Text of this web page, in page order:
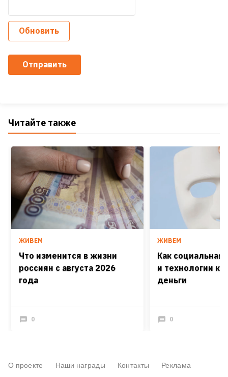
Обновить
Отправить
Читайте также
ЖИВЕМ
Что изменится в жизни
россиян с августа 2026
года
0
ЖИВЕМ
Как
и технологии
деньги
0
О проекте Наши награды Контакты Реклама